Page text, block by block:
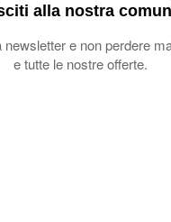
alla nostra
e non perdere
e tutte le nostre offerte.